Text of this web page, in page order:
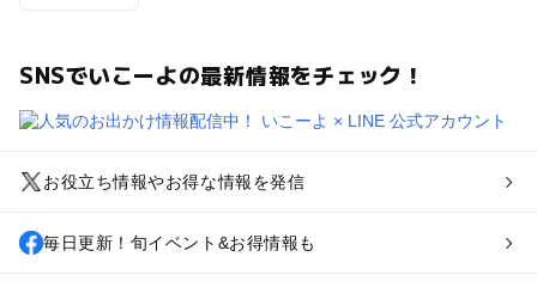
SNSでいこーよの最新情報をチェック！
お役立ち情報やお得な情報を発信
毎日更新！旬イベント&お得情報も